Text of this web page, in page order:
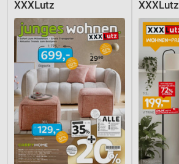
XXXLutz XXXLutz
IAB-Besonderheiten:
Verwendung genauer Standortdaten
Geräte anhand von aktiv angeforderten
Informationen identifizieren
Nicht-IAB-Verarbeitungszwecke:
Notwendig
Performance
Funktional